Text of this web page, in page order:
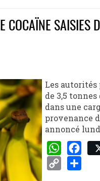
COCAÏNE SAISIES
Les autorités
de 3,5
dans une
provenance
annoncé
WhatsAppFacebook